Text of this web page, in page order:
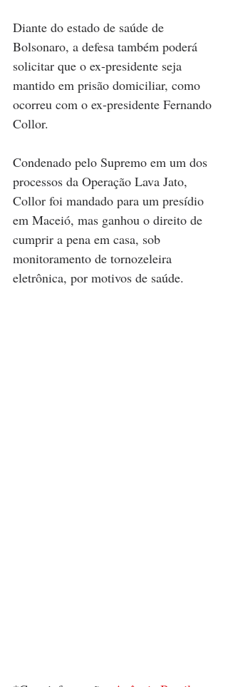
Diante do estado de saúde de
Bolsonaro, a defesa também poderá
solicitar que o ex-presidente seja
mantido em prisão domiciliar, como
ocorreu com o ex-presidente Fernando
Collor.
Condenado pelo Supremo em um dos
processos da Operação Lava Jato,
Collor foi mandado para um presídio
em Maceió, mas ganhou o direito de
cumprir a pena em casa, sob
monitoramento de tornozeleira
eletrônica, por motivos de saúde.